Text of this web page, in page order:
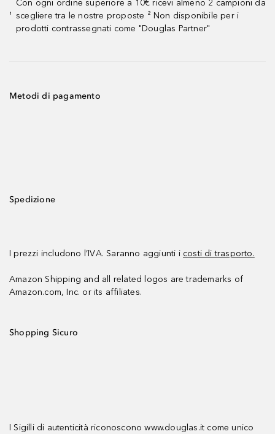
¹
Con ogni ordine superiore a 10€ ricevi almeno 2 campioni da
scegliere tra le nostre proposte ² Non disponibile per i
prodotti contrassegnati come "Douglas Partner"
Metodi di pagamento
Spedizione
I prezzi includono l’IVA. Saranno aggiunti i costi di trasporto.
Amazon Shipping and all related logos are trademarks of
Amazon.com, Inc. or its affiliates.
Shopping Sicuro
I Sigilli di autenticità riconoscono www.douglas.it come unico